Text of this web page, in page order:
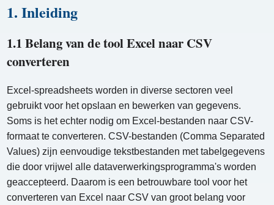
1. Inleiding
1.1 Belang van de tool Excel naar CSV
converteren
Excel-spreadsheets worden in diverse sectoren veel
gebruikt voor het opslaan en bewerken van gegevens.
Soms is het echter nodig om Excel-bestanden naar CSV-
formaat te converteren. CSV-bestanden (Comma Separated
Values) zijn eenvoudige tekstbestanden met tabelgegevens
die door vrijwel alle dataverwerkingsprogramma's worden
geaccepteerd. Daarom is een betrouwbare tool voor het
converteren van Excel naar CSV van groot belang voor